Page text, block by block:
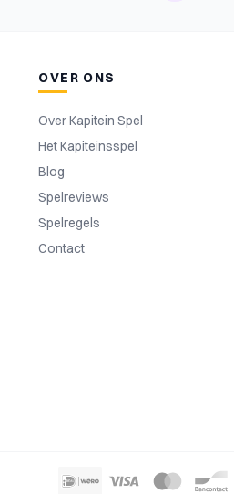
OVER ONS
Over Kapitein Spel
Het Kapiteinsspel
Blog
Spelreviews
Spelregels
Contact